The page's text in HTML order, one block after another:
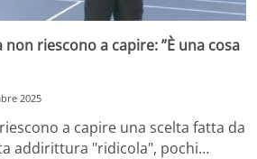
riescono a capire: ”È una cosa
2025
a capire una scelta fatta da
addirittura "ridicola", pochi…